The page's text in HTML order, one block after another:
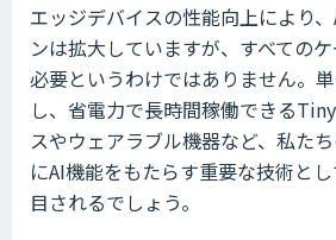
エッジデバイスの性能向上により
ンは拡大していますが、すべての
必要というわけではありません。
し、省電力で長時間稼働できる
スやウェアラブル機器など、私た
にAI機能をもたらす重要な技術と
目されるでしょう。